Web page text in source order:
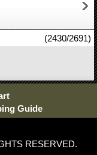
(2430/2691)
Guide
RESERVED.